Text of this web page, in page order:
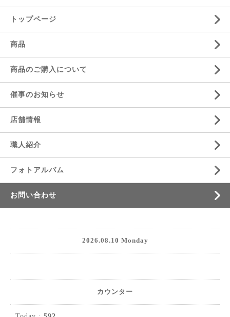
トップページ
商品
商品のご購入について
催事のお知らせ
店舗情報
職人紹介
フォトアルバム
お問い合わせ
2026.08.10 Monday
カウンター